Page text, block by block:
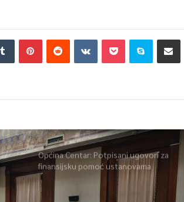
Općina Centar: Potpisani ugovori za
finansijsku pomoć ustanovama
socijalne zaštite